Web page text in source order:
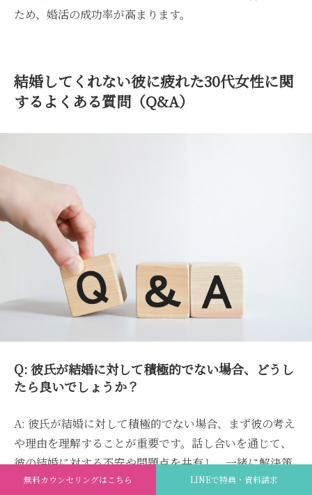
LINEで特典・資料請求
無料カウンセリングはこちら
ため、婚活の成功率が高まります。
結婚してくれない彼に疲れた30代女性に関
するよくある質問（Q&A）
Q: 彼氏が結婚に対して積極的でない場合、どうし
たら良いでしょうか？
A: 彼氏が結婚に対して積極的でない場合、まず彼の考え
や理由を理解することが重要です。話し合いを通じて、
彼の結婚に対する不安や問題点を共有し、一緒に解決策
を考えましょう。また、自分の気持ちや結婚に対する希